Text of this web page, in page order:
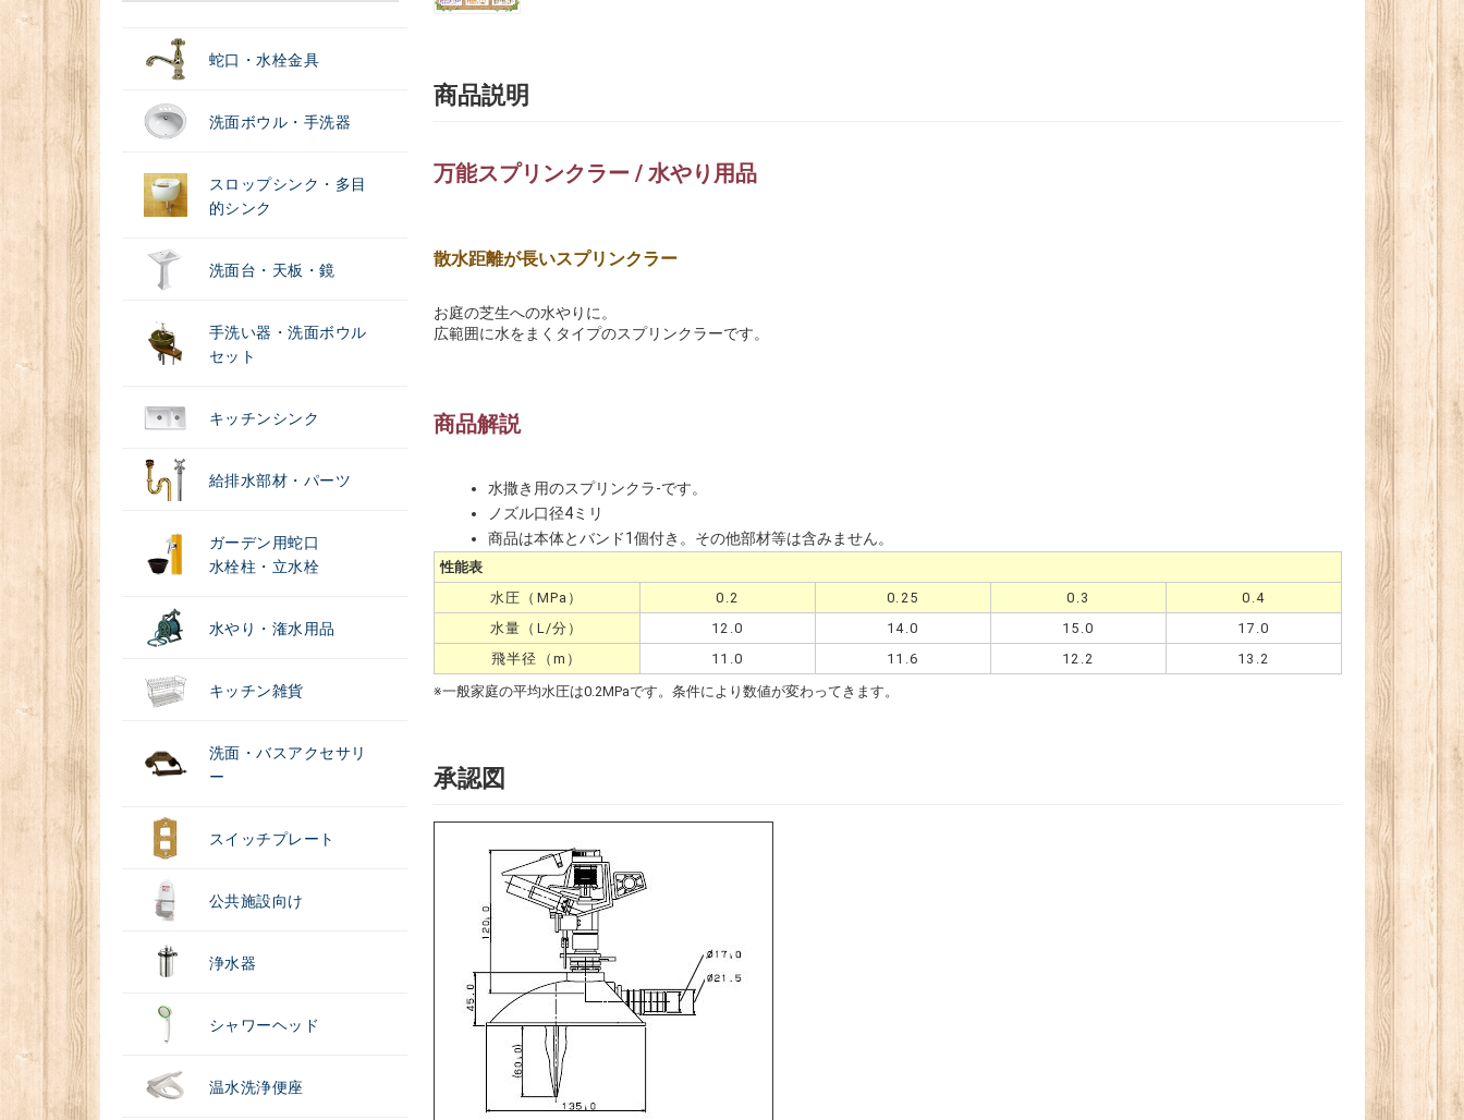
蛇口・水栓金具
洗面ボウル・手洗器
スロップシンク・多目
的シンク
洗面台・天板・鏡
手洗い器・洗面ボウル
セット
キッチンシンク
給排水部材・パーツ
ガーデン用蛇口
水栓柱・立水栓
水やり・潅水用品
キッチン雑貨
洗面・バスアクセサリ
ー
スイッチプレート
公共施設向け
浄水器
シャワーヘッド
温水洗浄便座
商品説明
万能スプリンクラー / 水やり用品
散水距離が長いスプリンクラー
お庭の芝生への水やりに。
広範囲に水をまくタイプのスプリンクラーです。
商品解説
水撒き用のスプリンクラ-です。
ノズル口径4ミリ
商品は本体とバンド1個付き。その他部材等は含みません。
性能表
水圧（MPa）
0.2 0.25 0.3
0.4
水量（L/分）
12.0 14.0 15.0
17.0
飛半径（m）
11.0 11.6 12.2
13.2
※一般家庭の平均水圧は0.2MPaです。条件により数値が変わってきます。
承認図